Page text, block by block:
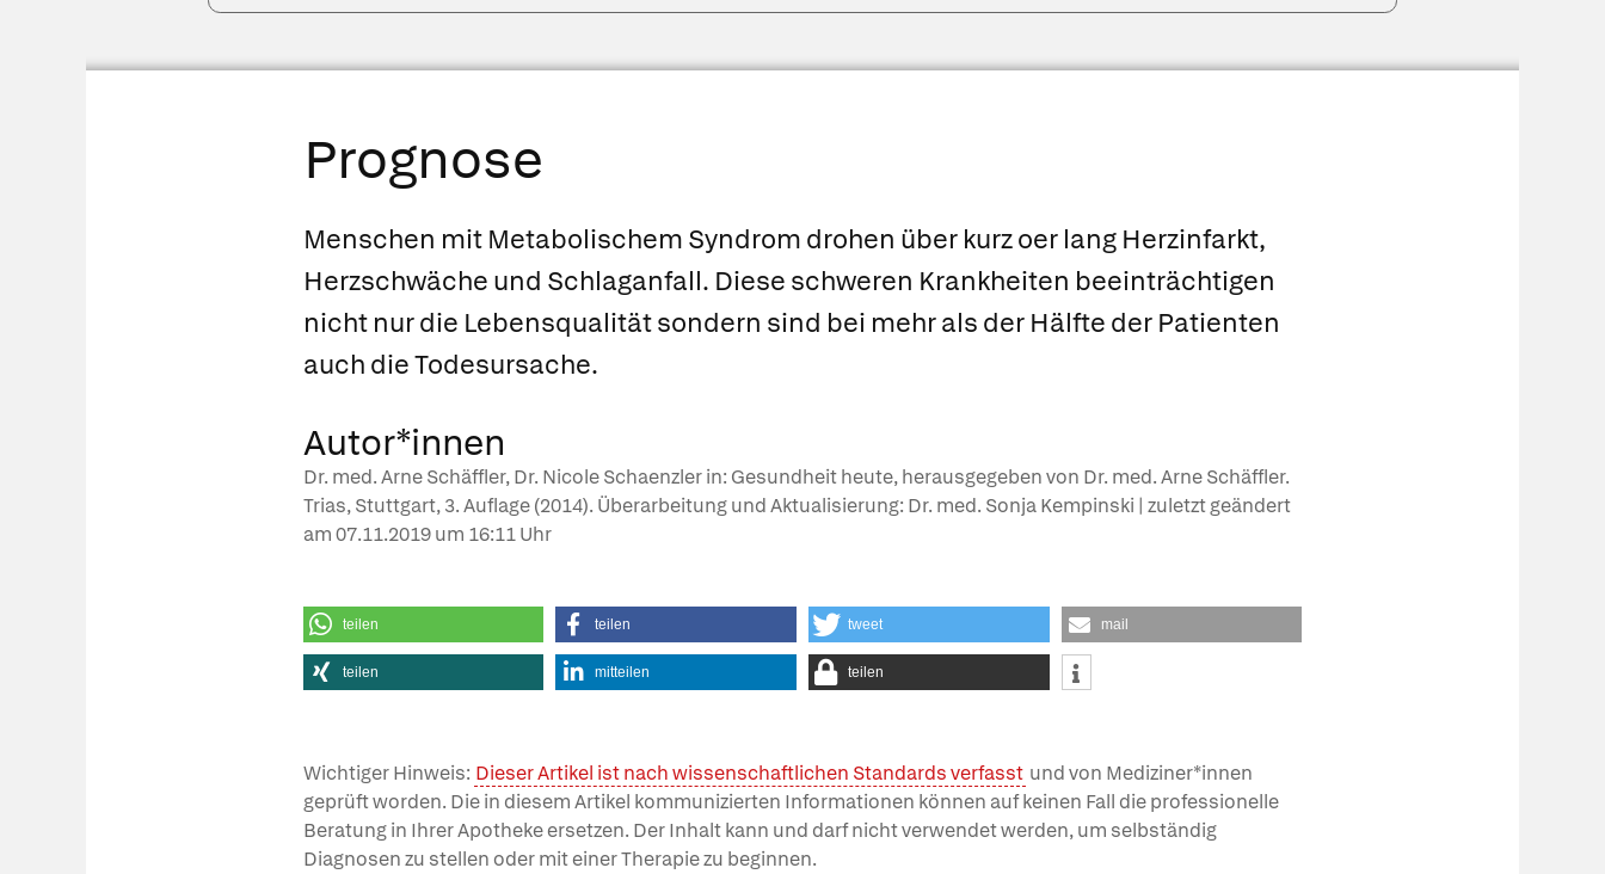
Prognose
Menschen mit Metabolischem Syndrom drohen über kurz oer lang Herzinfarkt,
Herzschwäche und Schlaganfall. Diese schweren Krankheiten beeinträchtigen
nicht nur die Lebensqualität sondern sind bei mehr als der Hälfte der Patienten
auch die Todesursache.
Autor*innen
Dr. med. Arne Schäffler, Dr. Nicole Schaenzler in: Gesundheit heute, herausgegeben von Dr. med. Arne Schäffler.
Trias, Stuttgart, 3. Auflage (2014). Überarbeitung und Aktualisierung: Dr. med. Sonja Kempinski | zuletzt geändert
am07.11.2019um 16:11 Uhr
teilen teilen tweet mail
teilen mitteilen teilen
Wichtiger Hinweis: Dieser Artikel ist nach wissenschaftlichen Standards verfasst und von Mediziner*innen
geprüft worden. Die in diesem Artikel kommunizierten Informationen können auf keinen Fall die professionelle
Beratung in Ihrer Apotheke ersetzen. Der Inhalt kann und darf nicht verwendet werden, um selbständig
Diagnosen zu stellen oder mit einer Therapie zu beginnen.